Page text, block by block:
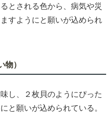
とされる色から、病気や災
すようにと願いが込められ
物）
し、２枚貝のようにぴった
と願いが込められている。